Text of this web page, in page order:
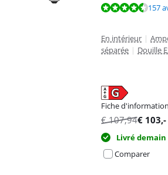
La note est de 9,3 sur 10, basée sur 157 avis.
157
En intérieur |
séparée | Douille
Fiche
s'ouvre dans un nouvel onglet
€107,94€ 103,-
Livré demain
Comparer